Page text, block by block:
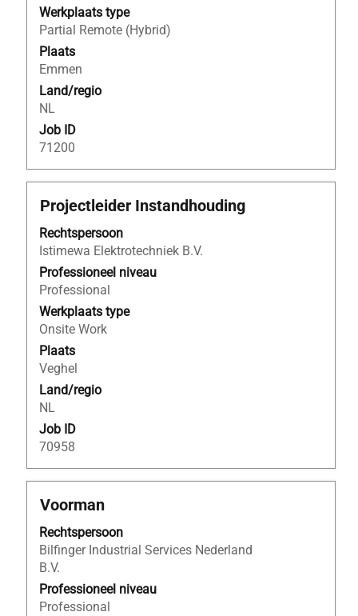
Werkplaats type
Partial Remote (Hybrid)
Plaats
Emmen
Land/regio
NL
Job ID
71200
inhoud
van
de
functiegegevens
weer
te
geven.
Titel
Projectleider Instandhouding
Rechtspersoon
Istimewa Elektrotechniek B.V.
Professioneel niveau
Professional
Werkplaats type
Onsite Work
Plaats
Veghel
Land/regio
NL
Job ID
70958
Selecteer
deze
spatiebalk
om
de
volledige
inhoud
van
de
functiegegevens
weer
te
geven.
Titel
Voorman
Rechtspersoon
Bilfinger Industrial Services Nederland
B.V.
Professioneel niveau
Professional
Selecteer
spatiebalk
om
de
volledige
inhoud